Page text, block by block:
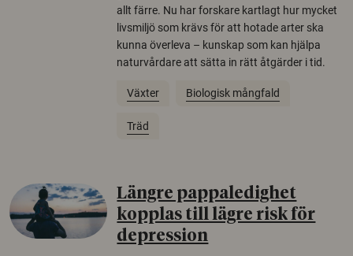
allt färre. Nu har forskare kartlagt hur mycket
livsmiljö som krävs för att hotade arter ska
kunna överleva – kunskap som kan hjälpa
naturvårdare att sätta in rätt åtgärder i tid.
Växter Biologisk mångfald
Träd
Längre pappaledighet
kopplas till lägre risk för
depression